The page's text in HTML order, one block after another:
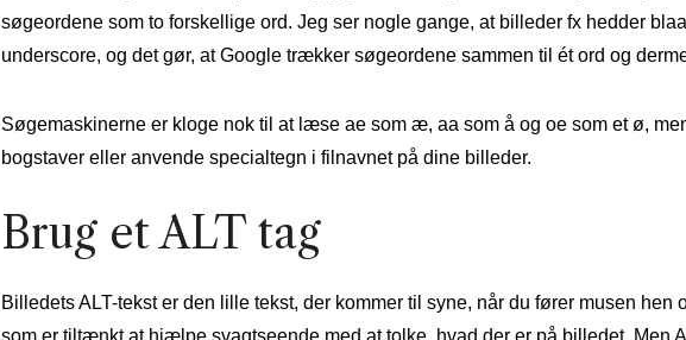
søgeordene som to forskellige ord. Jeg ser nogle gange, at billeder fx hedder
underscore, og det gør, at Google trækker søgeordene sammen til ét ord og
Søgemaskinerne er kloge nok til at læse ae som æ, aa som å og oe som et ø,
bogstaver eller anvende specialtegn i filnavnet på dine billeder.
Brug et ALT tag
Billedets ALT-tekst er den lille tekst, der kommer til syne, når du fører musen hen
som er tiltænkt at hjælpe svagtseende med at tolke, hvad der er på billedet. Men